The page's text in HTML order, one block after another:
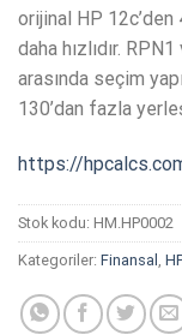
orijinal HP
daha hızlıdır.
arasında seçim
130’dan fazla
https://
Stok kodu: HM.HP0002
Kategoriler: Finansal